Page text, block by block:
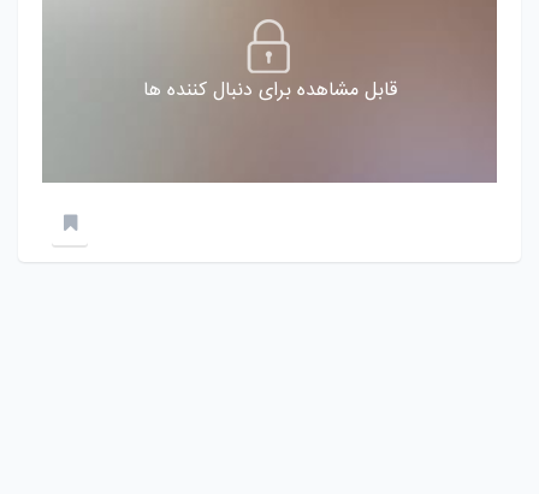
قابل مشاهده برای دنبال کننده ها